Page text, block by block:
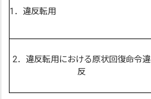
1．違反転用
2．違反転用における原状回復命令違
反